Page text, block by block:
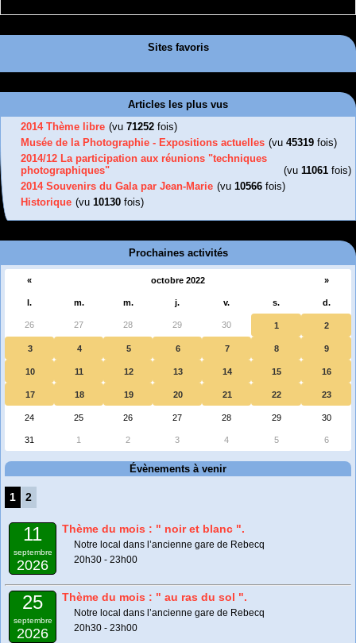
Sites favoris
Articles les plus vus
2014 Thème libre (vu 71252 fois)
Musée de la Photographie - Expositions actuelles (vu 45319 fois)
2014/12 La participation aux réunions "techniques
photographiques"
(vu 11061 fois)
2014 Souvenirs du Gala par Jean-Marie (vu 10566 fois)
Historique (vu 10130 fois)
Prochaines activités
« octobre 2022 »
l. m. m. j. v. s. d.
26 27 28 29 30 1 2
3 4 5 6 7 8 9
10 11 12 13 14 15 16
17 18 19 20 21 22 23
24 25 26 27 28 29 30
31 1 2 3 4 5 6
Évènements à venir
1 2
11
septembre
2026
Thème du mois : " noir et blanc ".
Notre local dans l’ancienne gare de Rebecq
20h30 - 23h00
25
septembre
2026
Thème du mois : " au ras du sol ".
Notre local dans l’ancienne gare de Rebecq
20h30 - 23h00